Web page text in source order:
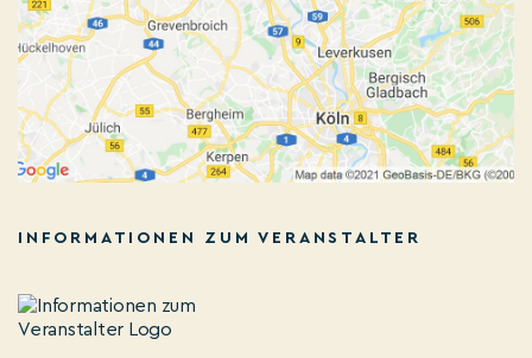
INFORMATIONEN ZUM VERANSTALTER